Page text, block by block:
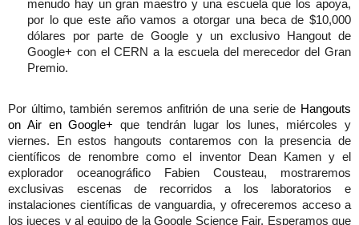
menudo hay un gran maestro y una escuela que los apoya,
por lo que este año vamos a otorgar una beca de $10,000
dólares por parte de Google y un exclusivo Hangout de
Google+ con el CERN a la escuela del merecedor del Gran
Premio.
Por último, también seremos anfitrión de una serie de Hangouts
on Air en Google+ que tendrán lugar los lunes, miércoles y
viernes. En estos hangouts contaremos con la presencia de
científicos de renombre como el inventor Dean Kamen y el
explorador oceanográfico Fabien Cousteau, mostraremos
exclusivas escenas de recorridos a los laboratorios e
instalaciones científicas de vanguardia, y ofreceremos acceso a
los jueces y al equipo de la Google Science Fair. Esperamos que